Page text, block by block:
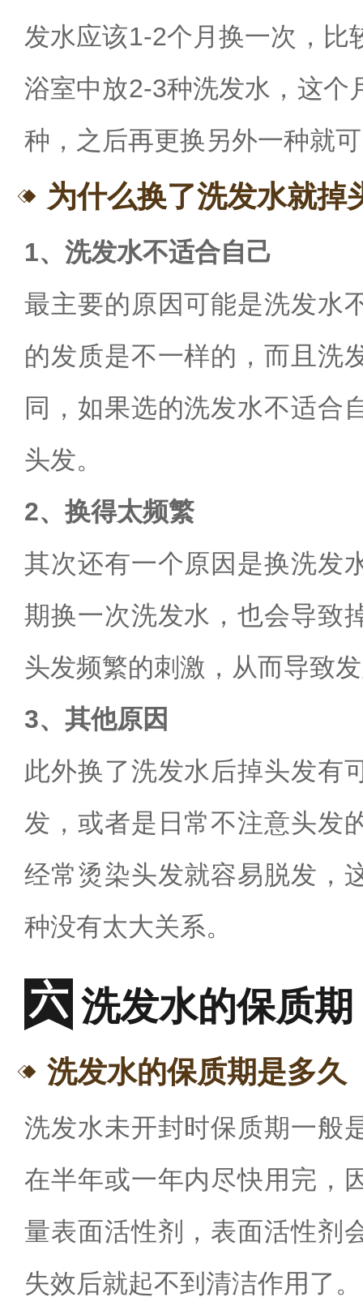
发水应该1-2个月换一次，比
浴室中放2-3种洗发水，这个
种，之后再更换另外一种就
为什么换了洗发水就掉
1、洗发水不适合自己
最主要的原因可能是洗发水
的发质是不一样的，而且洗
同，如果选的洗发水不适合
头发。
2、换得太频繁
其次还有一个原因是换洗发
期换一次洗发水，也会导致
头发频繁的刺激，从而导致
3、其他原因
此外换了洗发水后掉头发有
发，或者是日常不注意头发
经常烫染头发就容易脱发，
种没有太大关系。
洗发水的保质期
洗发水的保质期是多久
洗发水未开封时保质期一般
在半年或一年内尽快用完，
量表面活性剂，表面活性剂
失效后就起不到清洁作用了。